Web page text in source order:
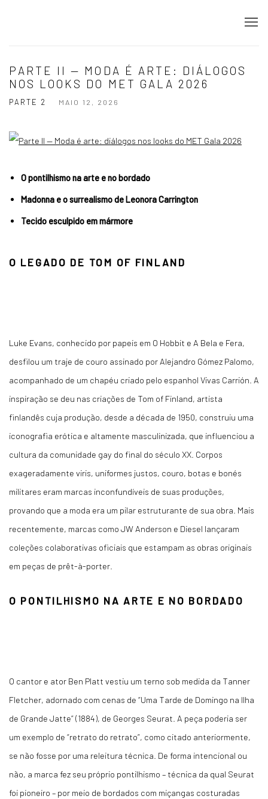
PARTE II — MODA É ARTE: DIÁLOGOS
NOS LOOKS DO MET GALA 2026
PARTE 2 MAIO 12, 2026
O pontilhismo na arte e no bordado
Madonna e o surrealismo de Leonora Carrington
Tecido esculpido em mármore
O LEGADO DE TOM OF FINLAND
Luke Evans, conhecido por papeis em O Hobbit e A Bela e Fera,
desfilou um traje de couro assinado por Alejandro Gómez Palomo,
acompanhado de um chapéu criado pelo espanhol Vivas Carrión. A
inspiração se deu nas criações de Tom of Finland, artista
finlandês cuja produção, desde a década de 1950, construiu uma
iconografia erótica e altamente masculinizada, que influenciou a
cultura da comunidade gay do final do século XX. Corpos
exageradamente viris, uniformes justos, couro, botas e bonés
militares eram marcas inconfundíveis de suas produções,
provando que a moda era um pilar estruturante de sua obra. Mais
recentemente, marcas como JW Anderson e Diesel lançaram
coleções colaborativas oficiais que estampam as obras originais
em peças de prêt-à-porter.
O PONTILHISMO NA ARTE E NO BORDADO
O cantor e ator Ben Platt vestiu um terno sob medida da Tanner
Fletcher, adornado com cenas de “Uma Tarde de Domingo na Ilha
de Grande Jatte” (1884), de Georges Seurat. A peça poderia ser
um exemplo de “retrato do retrato”, como citado anteriormente,
se não fosse por uma releitura técnica. De forma intencional ou
não, a marca fez seu próprio pontilhismo – técnica da qual Seurat
foi pioneiro – por meio de bordados com miçangas costuradas